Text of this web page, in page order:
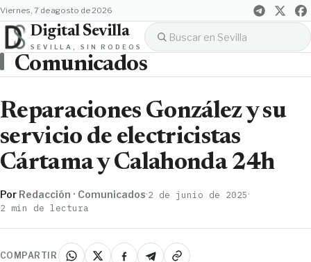
viernes, 7 de agosto de 2026
Digital Sevilla
SEVILLA, SIN RODEOS
Comunicados
Reparaciones González y su
servicio de electricistas
Cártama y Calahonda 24h
Por Redacción · Comunicados·2 de junio de 2025·
2 min de lectura
COMPARTIR